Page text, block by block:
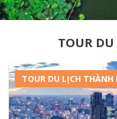
TOUR
TOUR DU LỊCH THÀNH